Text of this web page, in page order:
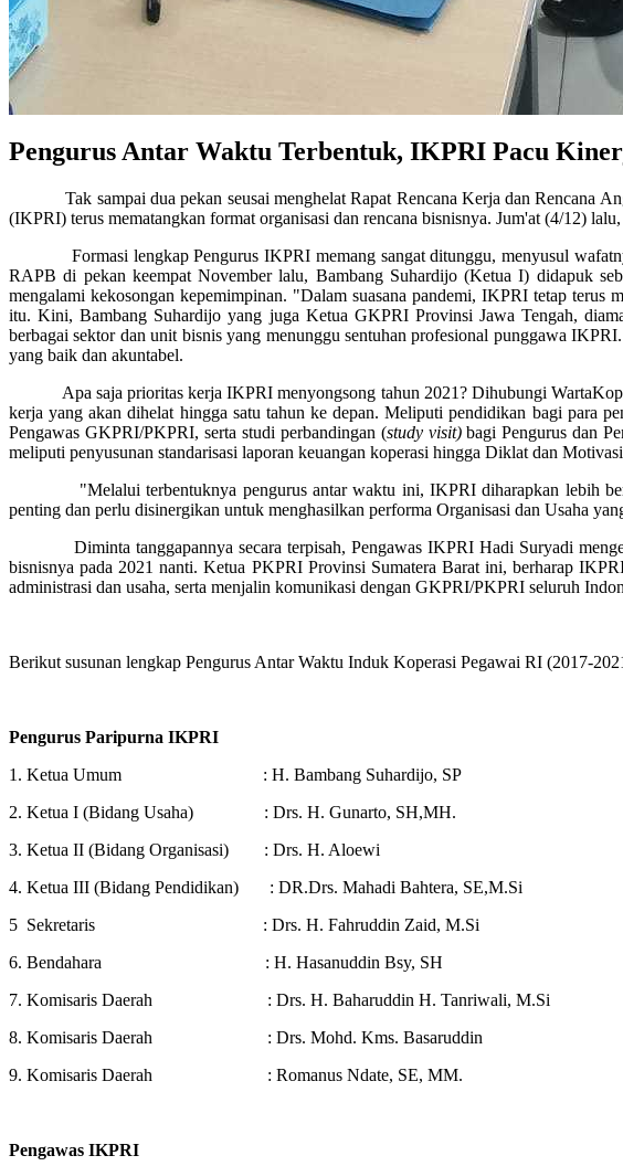
Pengurus Antar Waktu Terbentuk, IKPRI Pacu
Tak sampai dua pekan seusai menghelat Rapat Rencana Kerja dan Rencana
(IKPRI) terus mematangkan format organisasi dan rencana bisnisnya. Jum'at (4/12)
Formasi lengkap Pengurus IKPRI memang sangat ditunggu, menyusul
RAPB di pekan keempat November lalu, Bambang Suhardijo (Ketua I) didapuk
mengalami kekosongan kepemimpinan. "Dalam suasana pandemi, IKPRI tetap terus
itu. Kini, Bambang Suhardijo yang juga Ketua GKPRI Provinsi Jawa Tengah,
berbagai sektor dan unit bisnis yang menunggu sentuhan profesional punggawa
yang baik dan akuntabel.
Apa saja prioritas kerja IKPRI menyongsong tahun 2021? Dihubungi
kerja yang akan dihelat hingga satu tahun ke depan. Meliputi pendidikan bagi para
Pengawas GKPRI/PKPRI, serta studi perbandingan (study visit)bagi Pengurus dan
meliputi penyusunan standarisasi laporan keuangan koperasi hingga Diklat dan
"Melalui terbentuknya pengurus antar waktu ini, IKPRI diharapkan lebih
penting dan perlu disinergikan untuk menghasilkan performa Organisasi dan Usaha
Diminta tanggapannya secara terpisah, Pengawas IKPRI Hadi Suryadi
bisnisnya pada 2021 nanti. Ketua PKPRI Provinsi Sumatera Barat ini, berharap
administrasi dan usaha, serta menjalin komunikasi dengan GKPRI/PKPRI seluruh
Berikut susunan lengkap Pengurus Antar Waktu Induk Koperasi Pegawai RI (2017-
Pengurus Paripurna IKPRI
1. Ketua Umum : H. Bambang Suhardijo, SP
2. Ketua I (Bidang Usaha) : Drs. H. Gunarto, SH,MH.
3. Ketua II (Bidang Organisasi) : Drs. H. Aloewi
4. Ketua III (Bidang Pendidikan) : DR.Drs. Mahadi Bahtera, SE,M.Si
5 Sekretaris : Drs. H. Fahruddin Zaid, M.Si
6. Bendahara : H. Hasanuddin Bsy, SH
7. Komisaris Daerah : Drs. H. Baharuddin H. Tanriwali, M.Si
8. Komisaris Daerah : Drs. Mohd. Kms. Basaruddin
9. Komisaris Daerah : Romanus Ndate, SE, MM.
Pengawas IKPRI